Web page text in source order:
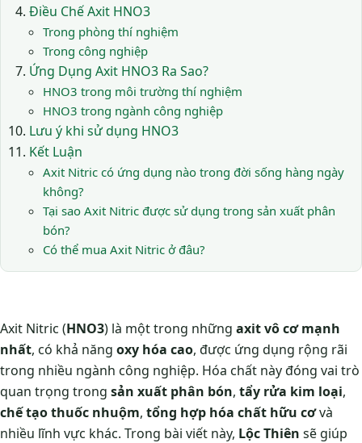
Điều Chế Axit HNO3
Trong phòng thí nghiệm
Trong công nghiệp
Ứng Dụng Axit HNO3 Ra Sao?
HNO3 trong môi trường thí nghiệm
HNO3 trong ngành công nghiệp
Lưu ý khi sử dụng HNO3
Kết Luận
Axit Nitric có ứng dụng nào trong đời sống hàng ngày
không?
Tại sao Axit Nitric được sử dụng trong sản xuất phân
bón?
Có thể mua Axit Nitric ở đâu?
Axit Nitric (HNO3) là một trong những axit vô cơ mạnh
nhất, có khả năng oxy hóa cao, được ứng dụng rộng rãi
trong nhiều ngành công nghiệp. Hóa chất này đóng vai trò
quan trọng trong sản xuất phân bón, tẩy rửa kim loại,
chế tạo thuốc nhuộm, tổng hợp hóa chất hữu cơvà
nhiều lĩnh vực khác. Trong bài viết này, Lộc Thiên sẽ giúp